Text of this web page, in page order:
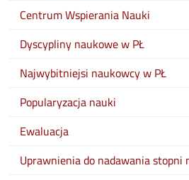
Centrum Wspierania Nauki
Dyscypliny naukowe w PŁ
Najwybitniejsi naukowcy w PŁ
Popularyzacja nauki
Ewaluacja
Uprawnienia do nadawania stopni